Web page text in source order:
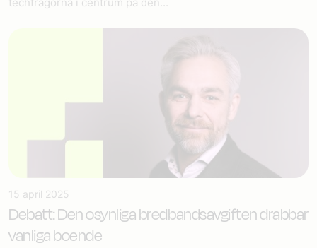
15 april 2025
Debatt: Den osynliga bredbandsavgiften drabbar
vanliga boende